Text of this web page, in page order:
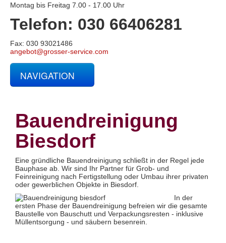
Montag bis Freitag 7.00 - 17.00 Uhr
Telefon: 030 66406281
Fax: 030 93021486
angebot@grosser-service.com
NAVIGATION
Büroreinigung
Centerreinigung
Fassadenreinigung und Denkmalpflege
Fensterreinigung
Glas- und Glasfassadenreinigung
Großküchenreinigung
Grundreinigung
Industriereinigung
Kino- und Theatersaalreinigung
Kitareinigung
Praxisreinigung
Privathaushaltsreinigung
Restaurantreinigung
Bauendreinigung
Biesdorf
Eine gründliche Bauendreinigung schließt in der Regel jede
Bauphase ab. Wir sind Ihr Partner für Grob- und
Feinreinigung nach Fertigstellung oder Umbau ihrer privaten
oder gewerblichen Objekte in Biesdorf.
In der
ersten Phase der Bauendreinigung befreien wir die gesamte
Baustelle von Bauschutt und Verpackungsresten - inklusive
Müllentsorgung - und säubern besenrein.